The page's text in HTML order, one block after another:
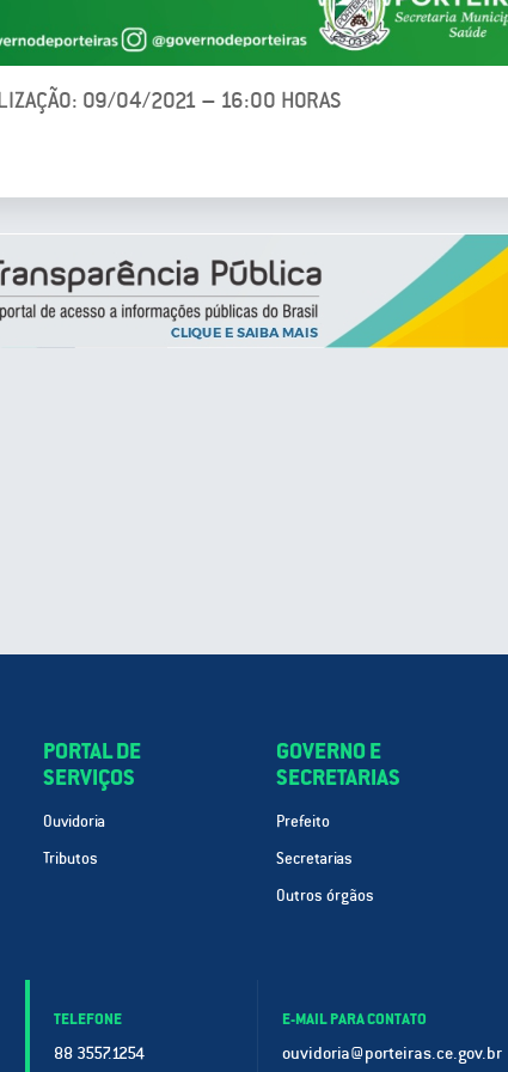
09/04/2021 – 16:00 HORAS
PORTAL DE
SERVIÇOS
Ouvidoria
Tributos
GOVERNO E
SECRETARIAS
Prefeito
Secretarias
Outros órgãos
TELEFONE
88 3557.1254
E-MAIL PARA CONTATO
ouvidoria@porteiras.ce.gov.br